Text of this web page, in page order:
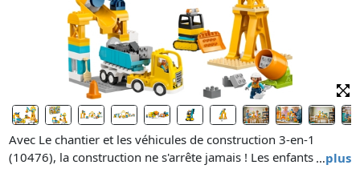
…plus
Avec Le chantier et les véhicules de construction 3-en-1
(10476), la construction ne s'arrête jamais ! Les enfants dès 3